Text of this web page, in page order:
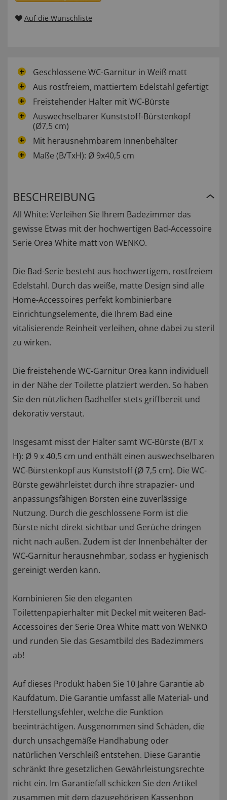
Auf die Wunschliste
Geschlossene WC-Garnitur in Weiß matt
Aus rostfreiem, mattiertem Edelstahl gefertigt
Freistehender Halter mit WC-Bürste
Auswechselbarer Kunststoff-Bürstenkopf
(Ø7,5 cm)
Mit herausnehmbarem Innenbehälter
Maße (B/TxH): Ø 9x40,5 cm
BESCHREIBUNG
All White: Verleihen Sie Ihrem Badezimmer das
gewisse Etwas mit der hochwertigen Bad-Accessoire
Serie Orea White matt von WENKO.
Die Bad-Serie besteht aus hochwertigem, rostfreiem
Edelstahl. Durch das weiße, matte Design sind alle
Home-Accessoires perfekt kombinierbare
Einrichtungselemente, die Ihrem Bad eine
vitalisierende Reinheit verleihen, ohne dabei zu steril
zu wirken.
Die freistehende WC-Garnitur Orea kann individuell
in der Nähe der Toilette platziert werden. So haben
Sie den nützlichen Badhelfer stets griffbereit und
dekorativ verstaut.
Insgesamt misst der Halter samt WC-Bürste (B/T x
H): Ø 9 x 40,5 cm und enthält einen auswechselbaren
WC-Bürstenkopf aus Kunststoff (Ø 7,5 cm). Die WC-
Bürste gewährleistet durch ihre strapazier- und
anpassungsfähigen Borsten eine zuverlässige
Nutzung. Durch die geschlossene Form ist die
Bürste nicht direkt sichtbar und Gerüche dringen
nicht nach außen. Zudem ist der Innenbehälter der
WC-Garnitur herausnehmbar, sodass er hygienisch
gereinigt werden kann.
Kombinieren Sie den eleganten
Toilettenpapierhalter mit Deckel mit weiteren Bad-
Accessoires der Serie Orea White matt von WENKO
und runden Sie das Gesamtbild des Badezimmers
ab!
Auf dieses Produkt haben Sie 10 Jahre Garantie ab
Kaufdatum. Die Garantie umfasst alle Material- und
Herstellungsfehler, welche die Funktion
beeinträchtigen. Ausgenommen sind Schäden, die
durch unsachgemäße Handhabung oder
natürlichen Verschleiß entstehen. Diese Garantie
schränkt Ihre gesetzlichen Gewährleistungsrechte
nicht ein. Im Garantiefall schicken Sie den Artikel
zusammen mit dem dazugehörigen Kassenbon